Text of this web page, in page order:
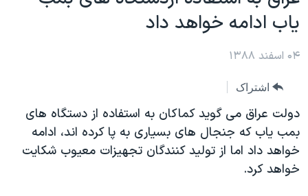
محتوای
اصلی
صفحه
اصلی
جهش
جستجو
نسخه سبک وب‌سایت
موضوع ها
ایران
آمریکا
ورزشی
گزیده‌ها
برنامه های تلویزیونی
جدول برنامه ها
صفحه‌های ویژه
جام جهانی ۲۰۲۶
عملیات خشم حماسی
فرکانس‌های صدای آمریکا
پخش رادیویی
یاب ادامه خواهد داد
۰۴ اسفند ۱۳۸۸
اشتراک
دولت عراق می گوید کماکان به استفاده از دستگاه های
بمب یاب که جنجال های بسیاری به پا کرده اند، ادامه
خواهد داد اما از تولید کنندگان تجهیزات معیوب شکایت
خواهد کرد.